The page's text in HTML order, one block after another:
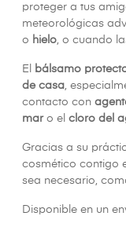
proteger a tus
meteorológicas
o hielo , o cuando
El bálsamo
de casa ,
contacto con
maro el cloro del
Gracias a su
cosmético contigo
sea necesario,
Disponible en un